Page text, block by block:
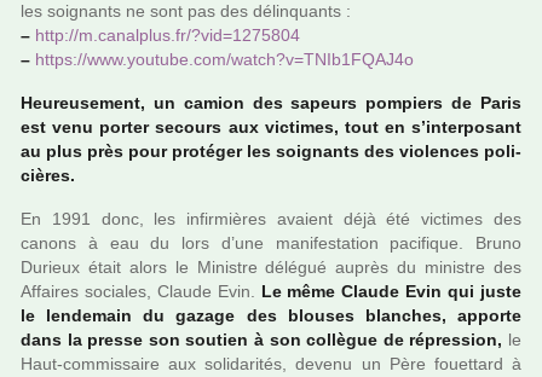
les soi­gnants ne sont pas des délin­quants :
– http://m.canal­plus.fr/?vid=1275804
– https://www.you­tube.com/watch?v=TNIb1FQAJ4o
Heureusement, un camion des sapeurs pom­piers de Paris
est venu porter secours aux vic­ti­mes, tout en s’inter­po­sant
au plus près pour pro­té­ger les soi­gnants des vio­len­ces poli­
ciè­res.
En 1991 donc, les infir­miè­res avaient déjà été vic­ti­mes des
canons à eau du lors d’une mani­fes­ta­tion paci­fi­que. Bruno
Durieux était alors le Ministre délé­gué auprès du minis­tre des
Affaires socia­les, Claude Evin.
Le même Claude Evin qui juste
le len­de­main du gazage des blou­ses blan­ches, apporte
dans la presse son sou­tien à son col­lè­gue de répres­sion, le
Haut-com­mis­saire aux soli­da­ri­tés, devenu un Père fouet­tard à